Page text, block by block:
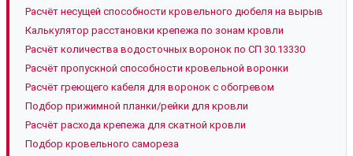
Расчёт несущей способности кровельного дюбеля на вырыв
Калькулятор расстановки крепежа по зонам кровли
Расчёт количества водосточных воронок по СП 30.13330
Расчёт пропускной способности кровельной воронки
Расчёт греющего кабеля для воронок с обогревом
Подбор прижимной планки/рейки для кровли
Расчёт расхода крепежа для скатной кровли
Подбор кровельного самореза